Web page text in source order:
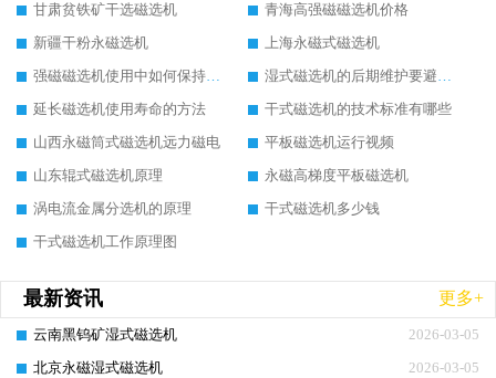
甘肃贫铁矿干选磁选机
青海高强磁磁选机价格
新疆干粉永磁选机
上海永磁式磁选机
强磁磁选机使用中如何保持其顺畅运行
湿式磁选机的后期维护要避开哪些坑
延长磁选机使用寿命的方法
干式磁选机的技术标准有哪些
山西永磁筒式磁选机远力磁电
平板磁选机运行视频
山东辊式磁选机原理
永磁高梯度平板磁选机
涡电流金属分选机的原理
干式磁选机多少钱
干式磁选机工作原理图
最新资讯 更多+
2026-03-05
云南黑钨矿湿式磁选机
2026-03-05
北京永磁湿式磁选机